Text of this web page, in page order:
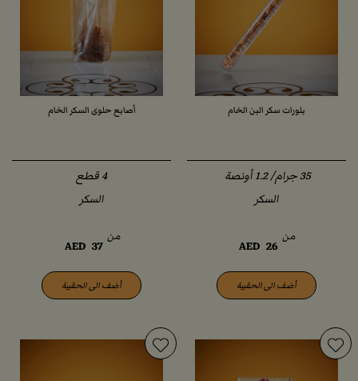
بلورات سكر البن الخام
السكر
من
AED 26
أضف الى الحقيبة
أصابع حلوى السكر الخام
السكر
من
AED 37
أضف الى الحقيبة